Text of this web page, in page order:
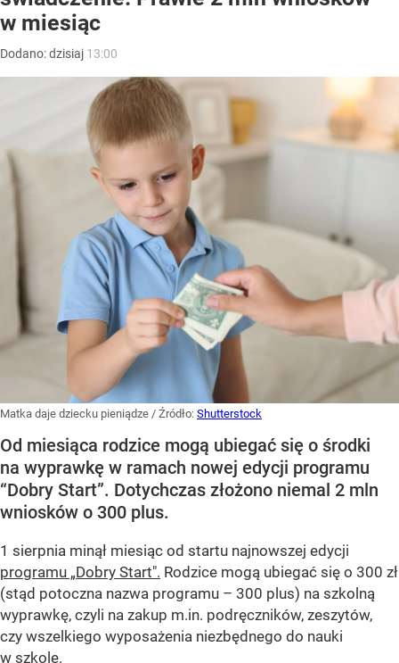
w miesiąc
Dodano:dzisiaj 13:00
Matka daje dziecku pieniądze / Źródło: Shutterstock
Od miesiąca rodzice mogą ubiegać się o środki
na wyprawkę w ramach nowej edycji programu
“Dobry Start”. Dotychczas złożono niemal 2 mln
wniosków o 300 plus.
1 sierpnia minął miesiąc od startu najnowszej edycji
programu „Dobry Start". Rodzice mogą ubiegać się o 300 zł
(stąd potoczna nazwa programu – 300 plus) na szkolną
wyprawkę, czyli na zakup m.in. podręczników, zeszytów,
czy wszelkiego wyposażenia niezbędnego do nauki
w szkole.